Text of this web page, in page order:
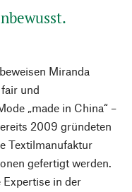
Miranda
und
„made in China“ –
2009 gründeten
Textilmanufaktur
gefertigt werden.
in der